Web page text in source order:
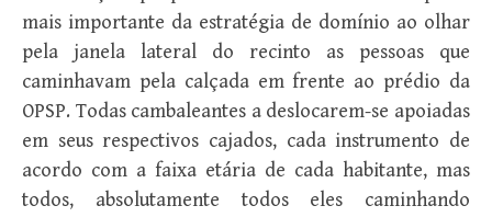
mais importante da estratégia de domínio ao olhar
pela janela lateral do recinto as pessoas que
caminhavam pela calçada em frente ao prédio da
OPSP. Todas cambaleantes a deslocarem-se apoiadas
em seus respectivos cajados, cada instrumento de
acordo com a faixa etária de cada habitante, mas
todos, absolutamente todos eles caminhando